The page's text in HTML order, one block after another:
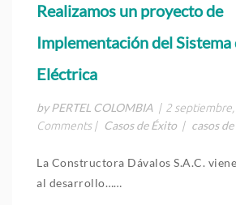
Realizamos un proyecto de
Implementación del Sistema
Eléctrica
by PERTEL COLOMBIA | 2
Comments | Casos de Éxito | casos
La Constructora Dávalos S.A.C.
al desarrollo……